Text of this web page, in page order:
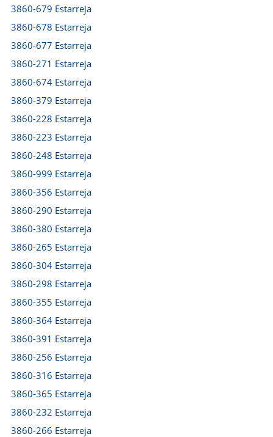
3860-679 Estarreja
3860-678 Estarreja
3860-677 Estarreja
3860-271 Estarreja
3860-674 Estarreja
3860-379 Estarreja
3860-228 Estarreja
3860-223 Estarreja
3860-248 Estarreja
3860-999 Estarreja
3860-356 Estarreja
3860-290 Estarreja
3860-380 Estarreja
3860-265 Estarreja
3860-304 Estarreja
3860-298 Estarreja
3860-355 Estarreja
3860-364 Estarreja
3860-391 Estarreja
3860-256 Estarreja
3860-316 Estarreja
3860-365 Estarreja
3860-232 Estarreja
3860-266 Estarreja